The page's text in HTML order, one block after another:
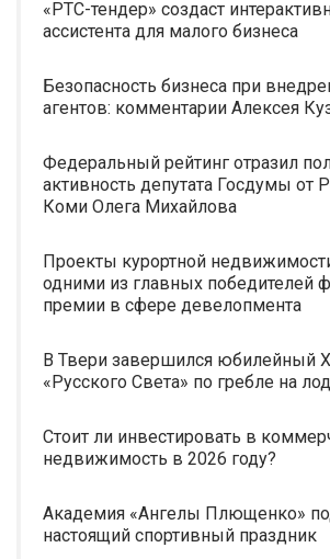
«РТС-тендер» создаст
ассистента для малого бизнеса
Безопасность бизнеса при
агентов: комментарии Алексея
Федеральный рейтинг отразил
активность депутата Госдумы от
Коми Олега Михайлова
Проекты курортной
одними из главных победителей
премии в сфере девелопмента
В Твери завершился юбилейный
«Русского Света» по гребле на
Стоит ли инвестировать в
недвижимость в 2026 году?
Академия «Ангелы Плющенко»
настоящий спортивный праздник